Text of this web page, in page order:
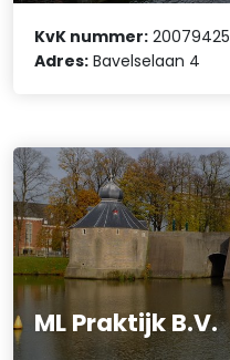
KvK nummer: 20079425
Adres: Bavelselaan 4
ML Praktijk B.V.